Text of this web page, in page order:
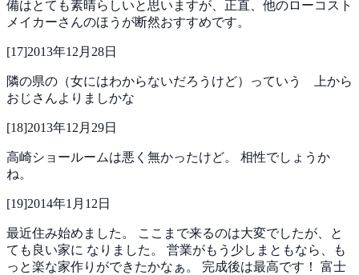
備はとても素晴らしいと思いますが、正直、他のローコスト
メイカーさんのほうが断然おすすめです。
[17]2013年12月28日
隣の県の（女にはわからないだろうけど）っていう 上から
おじさんよりましかな
[18]2013年12月29日
高崎ショールームは悪く無かったけど。 相性でしょうか
ね。
[19]2014年1月12日
最近住み始めました。
ここまで来るのは大変でしたが、と
ても良い家に なりました。 営業がもう少しまともなら、も
っと楽な家作りができたかなぁ。 完成後は最高です！ 富士